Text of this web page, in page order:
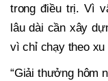
trong điều trị. Vì
lâu dài cần xây
vì chỉ chạy theo xu
“Giải thưởng hôm